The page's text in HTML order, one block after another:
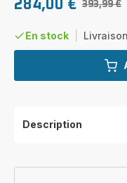
Prix
réduction
284,00 €
Prix
393,99 €
En stock
Description